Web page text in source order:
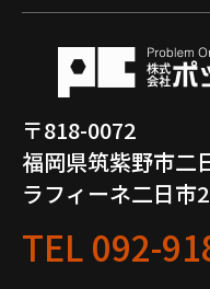
〒818-0072
福岡県筑紫野市二
ラフィーネ二日市
TEL092-